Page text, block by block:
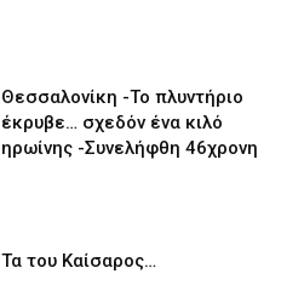
Θεσσαλονίκη -Το πλυντήριο
έκρυβε… σχεδόν ένα κιλό
ηρωίνης -Συνελήφθη 46χρονη
Τα του Καίσαρος…